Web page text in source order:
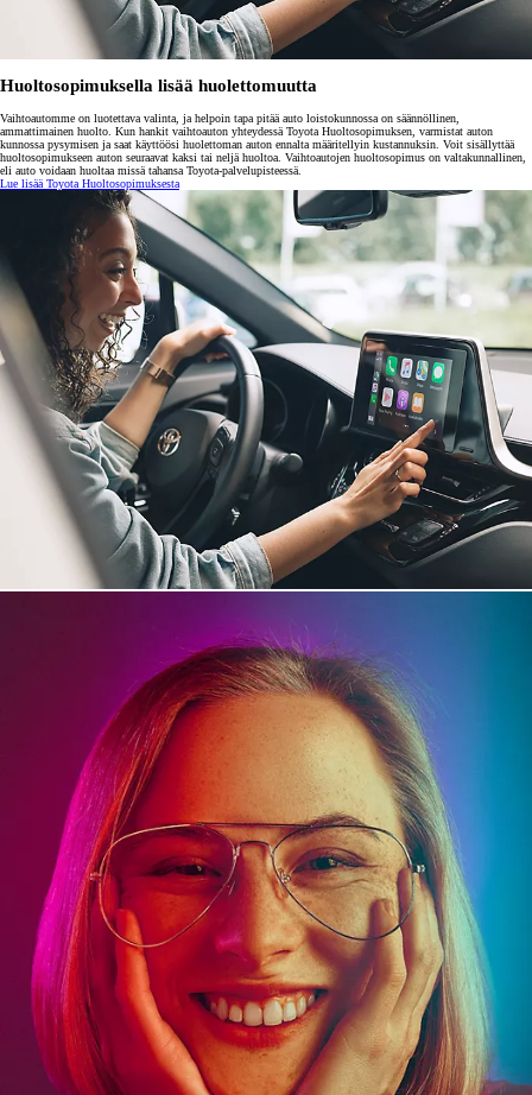
Huoltosopimuksella lisää huolettomuutta
Vaihtoautomme on luotettava valinta, ja helpoin tapa pitää auto loistokunnossa on säännöllinen,
ammattimainen huolto. Kun hankit vaihtoauton yhteydessä Toyota Huoltosopimuksen, varmistat auton
kunnossa pysymisen ja saat käyttöösi huolettoman auton ennalta määritellyin kustannuksin. Voit sisällyttää
huoltosopimukseen auton seuraavat kaksi tai neljä huoltoa. Vaihtoautojen huoltosopimus on valtakunnallinen,
eli auto voidaan huoltaa missä tahansa Toyota-palvelupisteessä.
Lue lisää Toyota Huoltosopimuksesta